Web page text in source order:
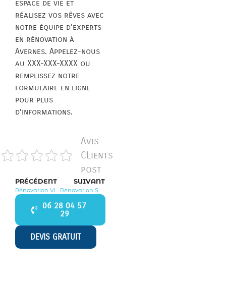
espace de vie et
réalisez vos rêves avec
notre équipe d’experts
en rénovation à
Avernes. Appelez-nous
au XXX-XXX-XXXX ou
remplissez notre
formulaire en ligne
pour plus
d’informations.
Avis
CLients
post
PRÉCÉDENT
Rénovation Vigny 95450
SUIVANT
Rénovation Sagy 95450
06 28 04 57
29
DEVIS GRATUIT